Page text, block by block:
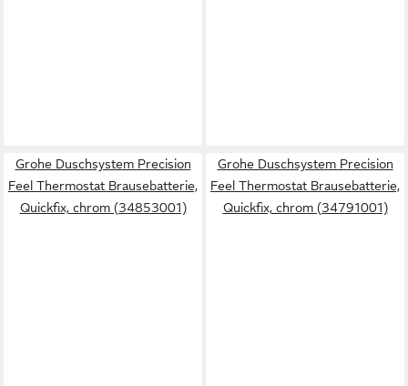
Grohe Duschsystem Precision
Feel Thermostat Brausebatterie,
Quickfix, chrom (34853001)
Grohe Duschsystem Precision
Feel Thermostat Brausebatterie,
Quickfix, chrom (34791001)